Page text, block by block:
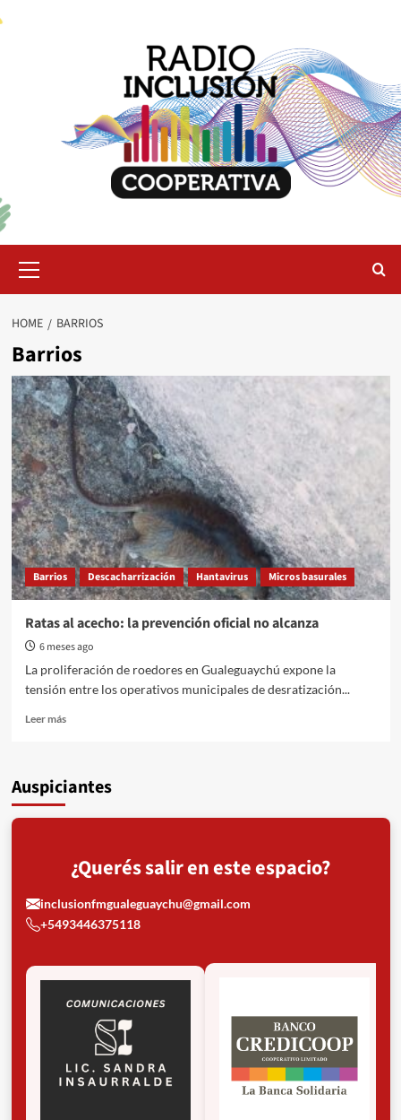
Menu
HOME BARRIOS
Barrios
Barrios Descacharrización Hantavirus Micros basurales
Ratas al acecho: la prevención oficial no alcanza
6 meses ago
La proliferación de roedores en Gualeguaychú expone la
tensión entre los operativos municipales de desratización...
Leer másRead
al
acecho:
la
no
Auspiciantes
¿Querés salir en este espacio?
inclusionfmgualeguaychu@gmail.com
+5493446375118